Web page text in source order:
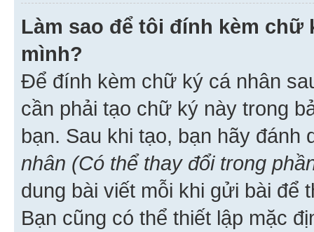
Làm sao để tôi đính kèm chữ
mình?
Để đính kèm chữ ký cá nhân
cần phải tạo chữ ký này trong
bạn. Sau khi tạo, bạn hãy
nhân (Có thể thay đổi trong
dung bài viết mỗi khi gửi bài để
Bạn cũng có thể thiết lập mặc